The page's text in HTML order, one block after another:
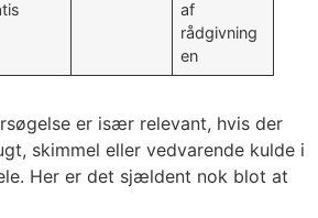
af
rådgivning
en
er især relevant, hvis der
skimmel eller vedvarende kulde i
Her er det sjældent nok blot at